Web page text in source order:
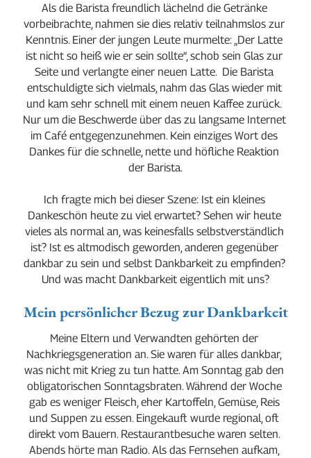
Als die Barista freundlich lächelnd die Getränke
vorbeibrachte, nahmen sie dies relativ teilnahmslos zur
Kenntnis. Einer der jungen Leute murmelte: „Der Latte
ist nicht so heiß wie er sein sollte“, schob sein Glas zur
Seite und verlangte einer neuen Latte.  Die Barista
entschuldigte sich vielmals, nahm das Glas wieder mit
und kam sehr schnell mit einem neuen Kaffee zurück.
Nur um die Beschwerde über das zu langsame Internet
im Café entgegenzunehmen. Kein einziges Wort des
Dankes für die schnelle, nette und höfliche Reaktion
der Barista.
Ich fragte mich bei dieser Szene: Ist ein kleines
Dankeschön heute zu viel erwartet? Sehen wir heute
vieles als normal an, was keinesfalls selbstverständlich
ist? Ist es altmodisch geworden, anderen gegenüber
dankbar zu sein und selbst Dankbarkeit zu empfinden?
Und was macht Dankbarkeit eigentlich mit uns?
Mein persönlicher Bezug zur Dankbarkeit
Meine Eltern und Verwandten gehörten der
Nachkriegsgeneration an. Sie waren für alles dankbar,
was nicht mit Krieg zu tun hatte. Am Sonntag gab den
obligatorischen Sonntagsbraten. Während der Woche
gab es weniger Fleisch, eher Kartoffeln, Gemüse, Reis
und Suppen zu essen. Eingekauft wurde regional, oft
direkt vom Bauern. Restaurantbesuche waren selten.
Abends hörte man Radio. Als das Fernsehen aufkam,